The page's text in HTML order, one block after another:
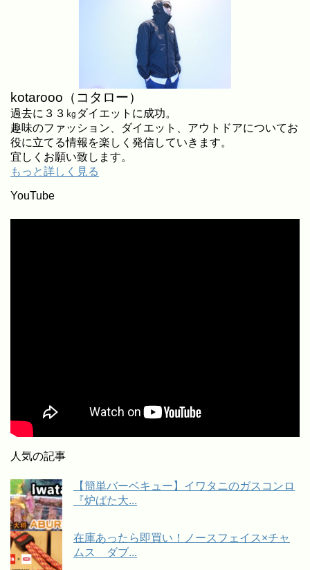
kotarooo（コタロー）
過去に３３㎏ダイエットに成功。
趣味のファッション、ダイエット、アウトドアについてお
役に立てる情報を楽しく発信していきます。
宜しくお願い致します。
もっと詳しく見る
YouTube
人気の記事
【簡単バーベキュー】イワタニのガスコンロ
『炉ばた大...
在庫あったら即買い！ノースフェイス×チャ
ムス ダブ...